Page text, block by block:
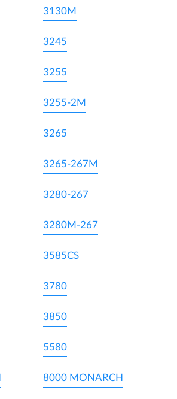
3130M
3245
3255
3255-2M
3265
3265-267M
3280-267
3280M-267
3585CS
3780
3850
5580
8000 MONARCH